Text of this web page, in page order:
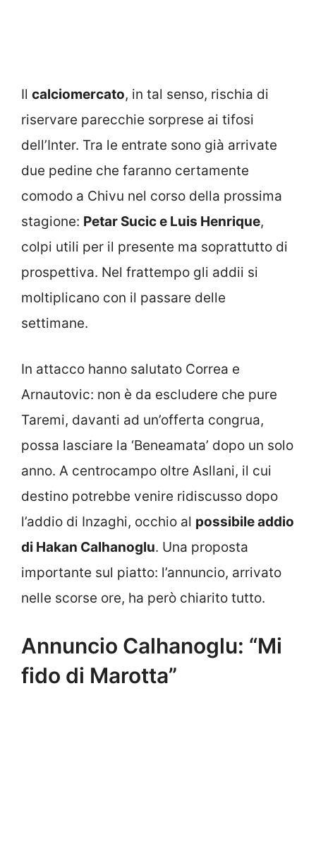
Il calciomercato, in tal senso, rischia di
riservare parecchie sorprese ai tifosi
dell’Inter. Tra le entrate sono già arrivate
due pedine che faranno certamente
comodo a Chivu nel corso della prossima
stagione: Petar Sucic e Luis Henrique,
colpi utili per il presente ma soprattutto di
prospettiva. Nel frattempo gli addii si
moltiplicano con il passare delle
settimane.
In attacco hanno salutato Correa e
Arnautovic: non è da escludere che pure
Taremi, davanti ad un’offerta congrua,
possa lasciare la ‘Beneamata’ dopo un solo
anno. A centrocampo oltre Asllani, il cui
destino potrebbe venire ridiscusso dopo
l’addio di Inzaghi, occhio al possibile addio
di Hakan Calhanoglu. Una proposta
importante sul piatto: l’annuncio, arrivato
nelle scorse ore, ha però chiarito tutto.
Annuncio Calhanoglu: “Mi
fido di Marotta”